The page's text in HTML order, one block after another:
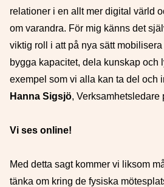
relationer i en allt mer digital värld
om varandra. För mig känns det
viktig roll i att på nya sätt
bygga kapacitet, dela kunskap och
exempel som vi alla kan ta del och
Hanna Sigsjö, Verksamhetsledare
Vi ses online!
Med detta sagt kommer vi liksom
tänka om kring de fysiska